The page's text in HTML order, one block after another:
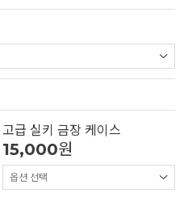
고급 실키 금장 케이스
15,000원